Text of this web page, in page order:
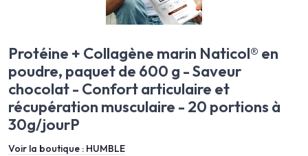
Protéine + Collagène marin Naticol® en
poudre, paquet de 600 g - Saveur
chocolat - Confort articulaire et
récupération musculaire - 20 portions à
30g/jourP
Voir la boutique : HUMBLE